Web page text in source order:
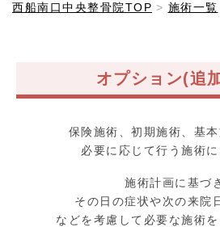
西船南口中央整骨院TOP 施術一覧
オプション(追
保険施術、初期施術、基本
必要に応じて行う施術に
施術計画に基づ
その日の症状や次の来院
などを考慮して必要な施術を